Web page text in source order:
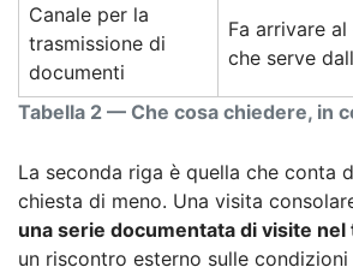
Tabella 2 — Che cosa chiedere, in
Canale per la
trasmissione di
documenti
Fa arrivare
che serve
La seconda riga è quella che conta
chiesta di meno. Una visita
una serie documentata di visite nel
un riscontro esterno sulle